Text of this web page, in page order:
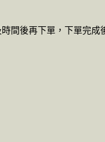
間後再下單，下單完成